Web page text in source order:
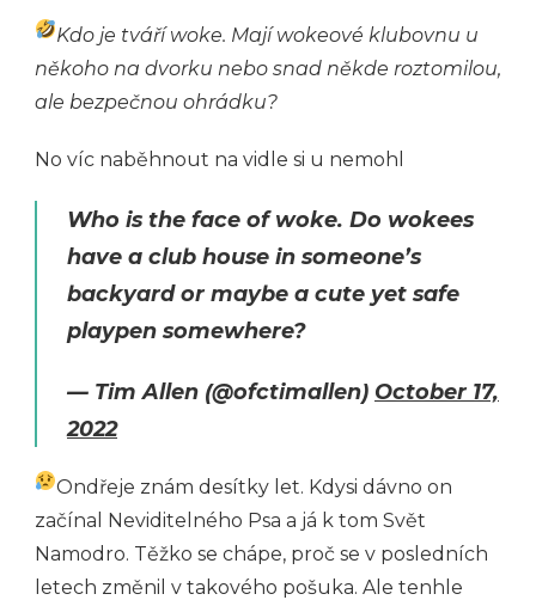
Kdo je tváří woke. Mají wokeové klubovnu u
někoho na dvorku nebo snad někde roztomilou,
ale bezpečnou ohrádku?
No víc naběhnout na vidle si u nemohl
Who is the face of woke. Do wokees
have a club house in someone’s
backyard or maybe a cute yet safe
playpen somewhere?
— Tim Allen (@ofctimallen) October 17,
2022
Ondřeje znám desítky let. Kdysi dávno on
začínal Neviditelného Psa a já k tom Svět
Namodro. Těžko se chápe, proč se v posledních
letech změnil v takového pošuka. Ale tenhle